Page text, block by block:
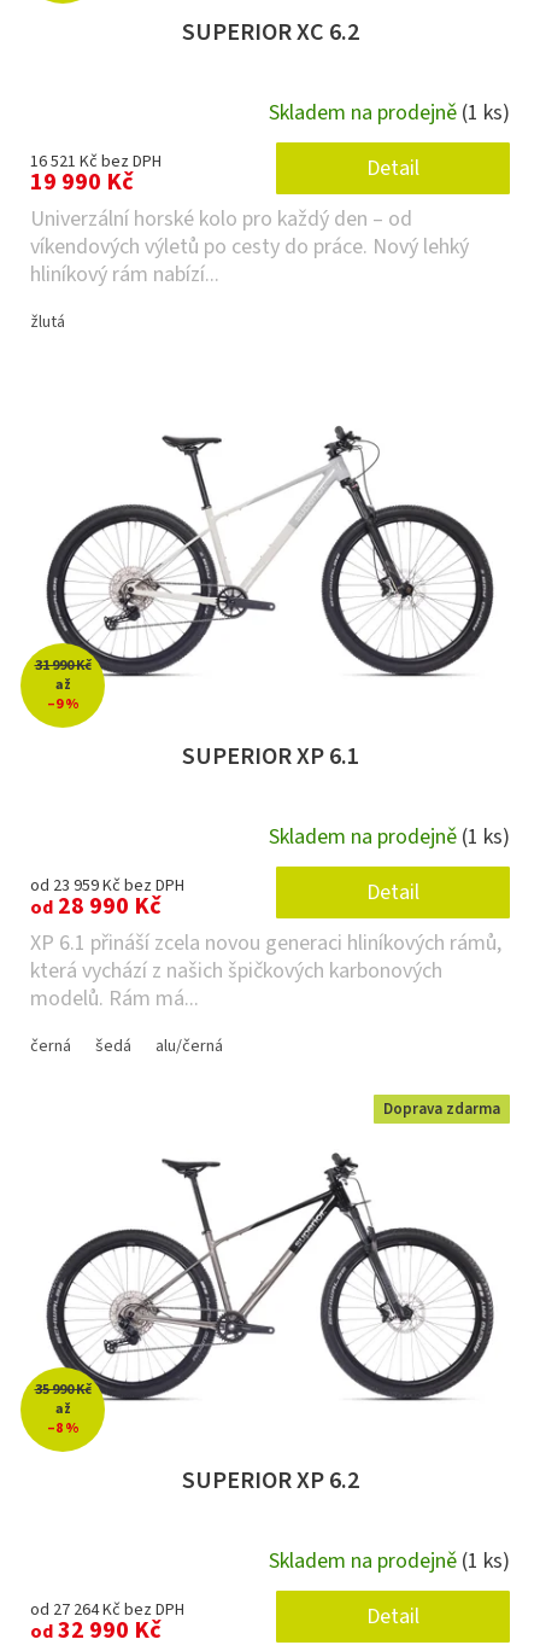
SUPERIOR XC 6.2
Skladem na prodejně (1 ks)
16 521 Kč bez DPH
19 990 Kč
Detail
Univerzální horské kolo pro každý den – od
víkendových výletů po cesty do práce. Nový lehký
hliníkový rám nabízí...
žlutá
31 990 Kč
až
–9 %
SUPERIOR XP 6.1
Skladem na prodejně (1 ks)
od 23 959 Kč bez DPH
od 28 990 Kč
Detail
XP 6.1 přináší zcela novou generaci hliníkových rámů,
která vychází z našich špičkových karbonových
modelů. Rám má...
černá šedá alu/černá
Doprava zdarma
35 990 Kč
až
–8 %
SUPERIOR XP 6.2
Skladem na prodejně (1 ks)
od 27 264 Kč bez DPH
od32 990 Kč
Detail